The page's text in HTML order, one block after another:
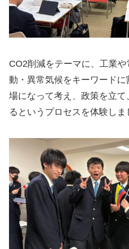
CO2削減をテーマに、工業
動・異常気候をキーワード
場になって考え、政策を立
るというプロセスを体験しま